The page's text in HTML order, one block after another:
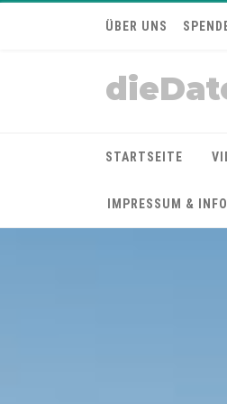
ÜBER UNS
STARTSEITE
IMPRESSUM &